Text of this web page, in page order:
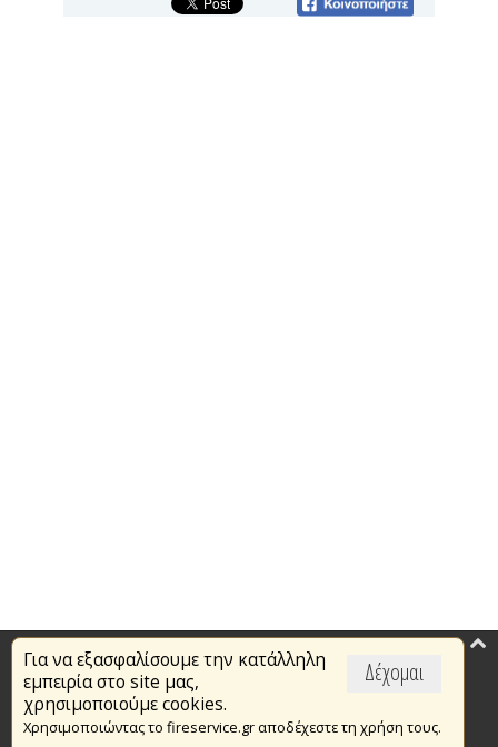
Δέχομαι
Για να εξασφαλίσουμε την κατάλληλη
εμπειρία στο site μας,
χρησιμοποιούμε cookies.
Χρησιμοποιώντας το fireservice.gr αποδέχεστε τη χρήση τους.
Επικαιρότητα
Το Πυροσβεστικό Σώμα